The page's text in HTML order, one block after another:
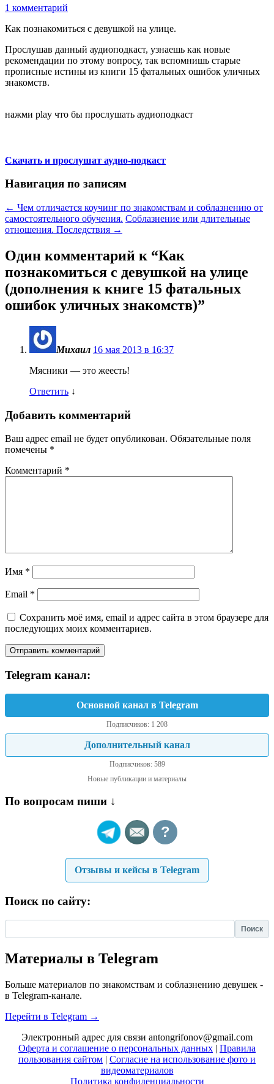
1 комментарий
Как познакомиться с девушкой на улице.
Прослушав данный аудиоподкаст, узнаешь как новые
рекомендации по этому вопросу, так вспомнишь старые
прописные истины из книги 15 фатальных ошибок уличных
знакомств.
нажми play что бы прослушать аудиоподкаст
Скачать и прослушат аудио-подкаст
Навигация по записям
← Чем отличается коучинг по знакомствам и соблазнению от
самостоятельного обучения. Соблазнение или длительные
отношения. Последствия →
Один комментарий к “Как
познакомиться с девушкой на улице
(дополнения к книге 15 фатальных
ошибок уличных знакомств)”
Михаил 16 мая 2013 в 16:37
Мясники — это жеесть!
Ответить ↓
Добавить комментарий
Ваш адрес email не будет опубликован. Обязательные поля
помечены *
Комментарий *
Имя *
Email *
Сохранить моё имя, email и адрес сайта в этом браузере для
последующих моих комментариев.
Telegram канал:
Основной канал в Telegram
Подписчиков: 1 208
Дополнительный канал
Подписчиков: 589
Новые публикации и материалы
По вопросам пиши ↓
?
Отзывы и кейсы в Telegram
Поиск по сайту:
Материалы в Telegram
Больше материалов по знакомствам и соблазнению девушек -
в Telegram-канале.
Перейти в Telegram →
Электронный адрес для связи antongrifonov@gmail.com
Оферта и соглашение о персональных данных | Правила
пользования сайтом | Согласие на использование фото и
видеоматериалов
Политика конфиденциальности